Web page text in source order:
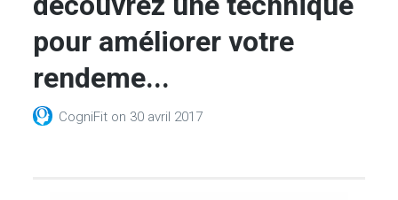
pour améliorer votre
rendeme...
CogniFit on 30 avril 2017